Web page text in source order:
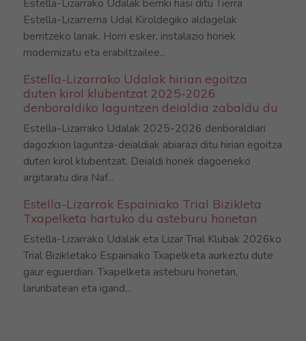
Estella-Lizarrako Udalak berriki hasi ditu Tierra
Estella-Lizarrerria Udal Kiroldegiko aldagelak
berritzeko lanak. Horri esker, instalazio horiek
modernizatu eta erabiltzailee...
Estella-Lizarrako Udalak hirian egoitza
duten kirol klubentzat 2025-2026
denboraldiko laguntzen deialdia zabaldu du
Estella-Lizarrako Udalak 2025-2026 denboraldiari
dagozkion laguntza-deialdiak abiarazi ditu hirian egoitza
duten kirol klubentzat. Deialdi horiek dagoeneko
argitaratu dira Naf...
Estella-Lizarrak Espainiako Trial Bizikleta
Txapelketa hartuko du asteburu honetan
Estella-Lizarrako Udalak eta Lizar Trial Klubak 2026ko
Trial Bizikletako Espainiako Txapelketa aurkeztu dute
gaur eguerdian. Txapelketa asteburu honetan,
larunbatean eta igand...